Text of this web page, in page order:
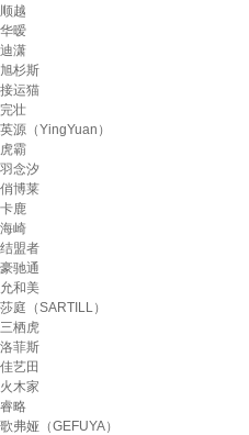
顺越
华暧
迪潇
旭杉斯
接运猫
完壮
英源（YingYuan）
虎霸
羽念汐
俏博莱
卡鹿
海崎
结盟者
豪驰通
允和美
莎庭（SARTILL）
三栖虎
洛菲斯
佳艺田
火木家
睿略
歌弗娅（GEFUYA）